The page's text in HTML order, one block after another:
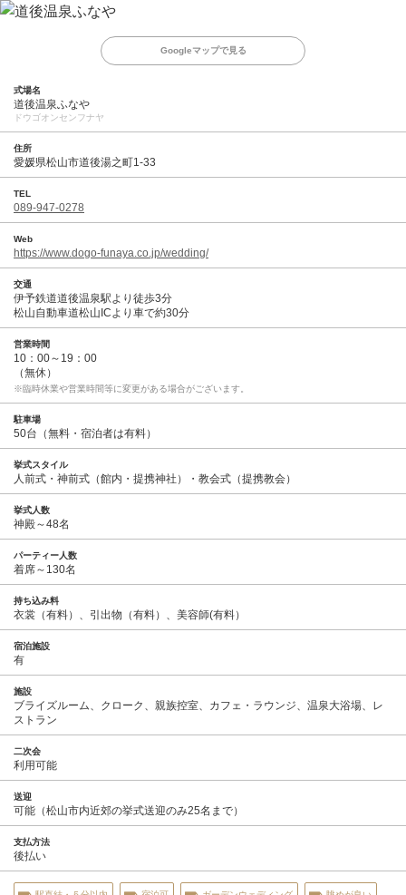
Googleマップで見る
式場名
道後温泉ふなや
ドウゴオンセンフナヤ
住所
愛媛県松山市道後湯之町1-33
TEL
089-947-0278
Web
https://www.dogo-funaya.co.jp/wedding/
交通
伊予鉄道道後温泉駅より徒歩3分
松山自動車道松山ICより車で約30分
営業時間
10：00～19：00
（無休）
※臨時休業や営業時間等に変更がある場合がございます。
駐車場
50台（無料・宿泊者は有料）
挙式スタイル
人前式・神前式（館内・提携神社）・教会式（提携教会）
挙式人数
神殿～48名
パーティー人数
着席～130名
持ち込み料
衣裳（有料）、引出物（有料）、美容師(有料）
宿泊施設
有
施設
ブライズルーム、クローク、親族控室、カフェ・ラウンジ、温泉大浴場、レ
ストラン
二次会
利用可能
送迎
可能（松山市内近郊の挙式送迎のみ25名まで）
支払方法
後払い